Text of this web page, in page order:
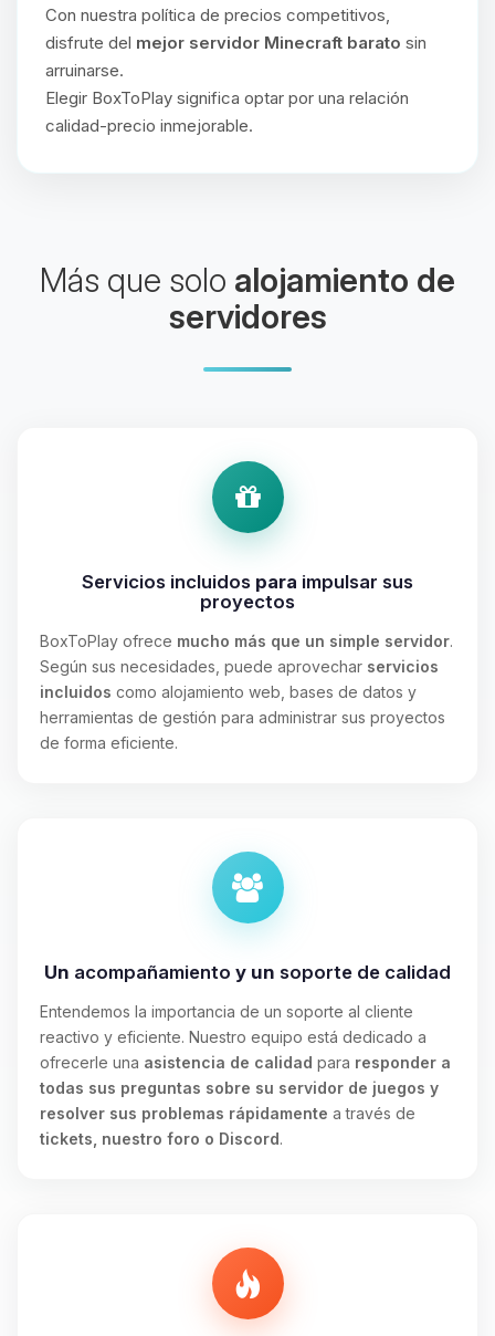
Con nuestra política de precios competitivos,
disfrute del mejor servidor Minecraft barato sin
arruinarse.
Elegir BoxToPlay significa optar por una relación
calidad-precio inmejorable.
Más que solo alojamiento de
servidores
Servicios incluidos para impulsar sus
proyectos
BoxToPlay ofrece mucho más que un simple servidor.
Según sus necesidades, puede aprovechar servicios
incluidos como alojamiento web, bases de datos y
herramientas de gestión para administrar sus proyectos
de forma eficiente.
Un acompañamiento y un soporte de calidad
Entendemos la importancia de un soporte al cliente
reactivo y eficiente. Nuestro equipo está dedicado a
ofrecerle una asistencia de calidad para responder a
todas sus preguntas sobre su servidor de juegos y
resolver sus problemas rápidamente a través de
tickets, nuestro foro o Discord.